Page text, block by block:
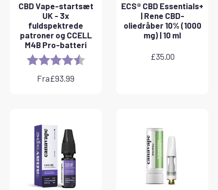
CBD Vape-startsæt
UK - 3x
fuldspektrede
patroner og CCELL
M4B Pro-batteri
Rating: 4.8 out of 5 stars
Fra£93.99
ECS® CBD Essentials+
| Rene CBD-
oliedråber 10% (1000
mg) | 10 ml
£35.00